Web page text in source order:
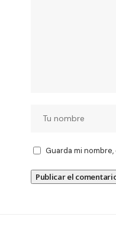
Guarda mi